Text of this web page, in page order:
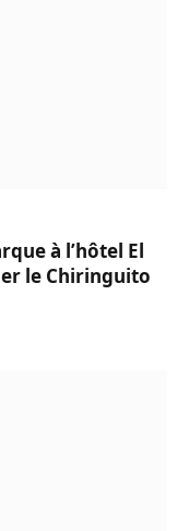
à l’hôtel El
le Chiringuito